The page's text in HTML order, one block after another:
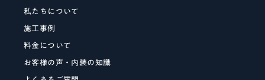
私たちについて
施工事例
料金について
お客様の声・内装の知識